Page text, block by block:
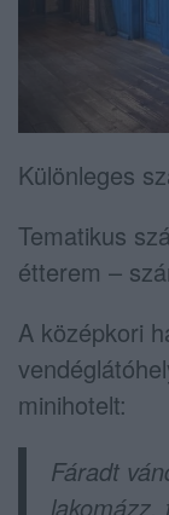
Különleges
Tematikus
étterem –
A középkori
minihotelt:
Fáradt
lakomázz,